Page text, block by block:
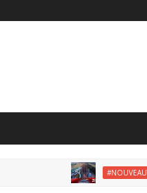
#NOUVEAUTÉ 2019